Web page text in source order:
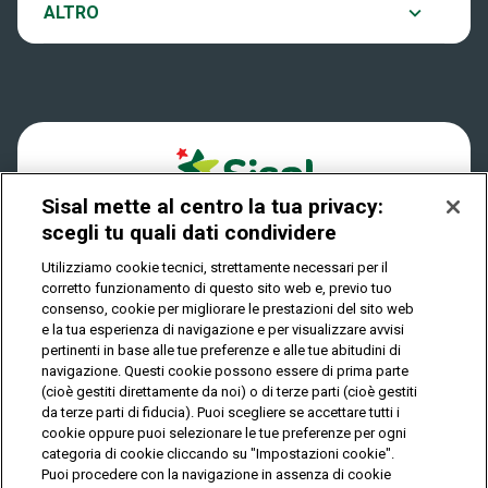
Play Your Date
Dove si gioca
Quanto si vince
Come riscuotere
ALTRO
Notifiche
Privacy
IL GIOCO È VIETATO AI MINORI E PUÒ CAUSARE
DIPENDENZA PATOLOGICA
© Copyright Sisal Italia S.p.A. - P.I. 02433760135
Privacy Cookies
Mappa
del
sito
Sisal mette al centro la tua privacy:
scegli tu quali dati condividere
Utilizziamo cookie tecnici, strettamente necessari per il
corretto funzionamento di questo sito web e, previo tuo
consenso, cookie per migliorare le prestazioni del sito web
e la tua esperienza di navigazione e per visualizzare avvisi
pertinenti in base alle tue preferenze e alle tue abitudini di
navigazione. Questi cookie possono essere di prima parte
(cioè gestiti direttamente da noi) o di terze parti (cioè gestiti
da terze parti di fiducia). Puoi scegliere se accettare tutti i
cookie oppure puoi selezionare le tue preferenze per ogni
categoria di cookie cliccando su "Impostazioni cookie".
Puoi procedere con la navigazione in assenza di cookie